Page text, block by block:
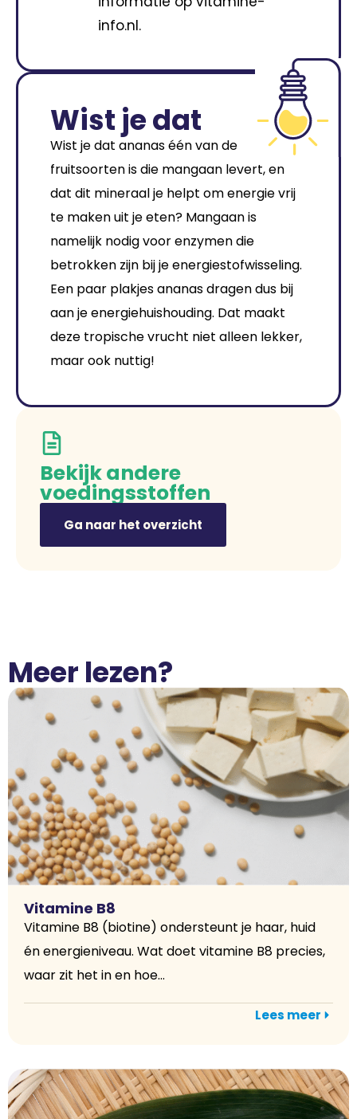
info.nl.
Wist je dat
Wist je dat ananas één van de
fruitsoorten is die mangaan levert, en
dat dit mineraal je helpt om energie vrij
te maken uit je eten? Mangaan is
namelijk nodig voor enzymen die
betrokken zijn bij je energiestofwisseling.
Een paar plakjes ananas dragen dus bij
aan je energiehuishouding. Dat maakt
deze tropische vrucht niet alleen lekker,
maar ook nuttig!
Bekijk andere
voedingsstoffen
Ga naar het overzicht
Meer lezen?
Vitamine B8
Vitamine B8 (biotine) ondersteunt je haar, huid
én energieniveau. Wat doet vitamine B8 precies,
waar zit het in en hoe...
Lees meer